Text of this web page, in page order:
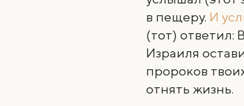
в пещеру. И
(тот) ответил:
Израиля
пророков
отнять жизнь.